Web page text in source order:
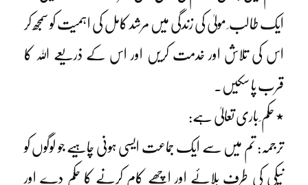
ایک طالب ِ مولیٰ کی زندگی میں مرشد کامل کی اہمیت کو سمجھ کر
اس کی تلاش اور خدمت کریں اور اس کے ذریعے اللہ کا
قرب پا سکیں۔
٭ حکم ِ باری تعالیٰ ہے:
ترجمہ: تم میں سے ایک جماعت ایسی ہونی چاہیے جو لوگوں کو
نیکی کی طرف بلائے اور اچھے کام کرنے کا حکم دے اور